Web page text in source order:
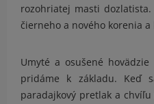
rozohriatej masti
čierneho a nového korenia
Umyté a osušené
pridáme k základu. Keď
paradajkový pretlak a